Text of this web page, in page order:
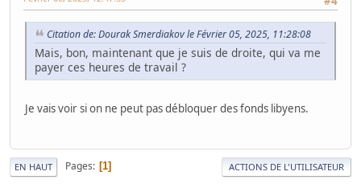
Citation de: Dourak Smerdiakov le Février 05, 2025, 11:28:08
Mais, bon, maintenant que je suis de droite, qui va me
payer ces heures de travail ?
Je vais voir si on ne peut pas débloquer des fonds libyens.
EN HAUT Pages 1 ACTIONS DE L'UTILISATEUR